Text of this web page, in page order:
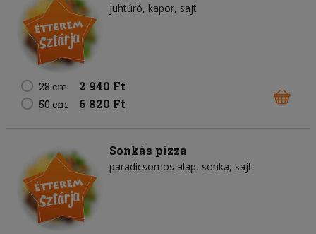
juhtúró kapor sajt
28 cm 2 940 Ft
50 cm 6 820 Ft
Sonkás pizza
paradicsomos alap sonka sajt